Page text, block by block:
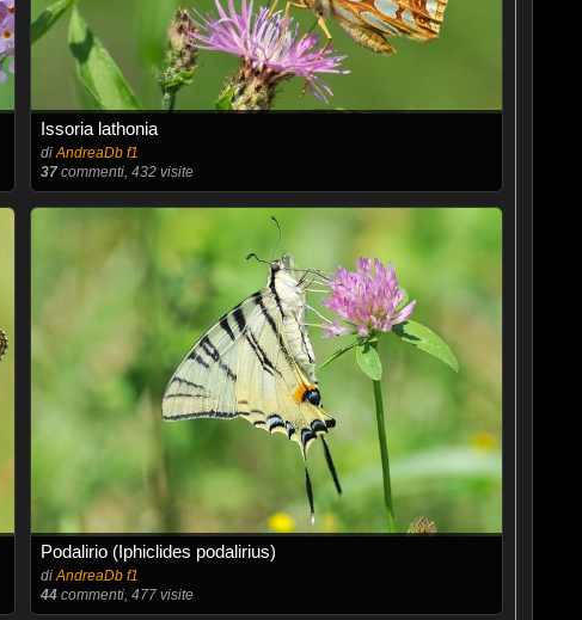
Issoria lathonia
diAndreaDb f1
37 commenti, 432 visite
Podalirio (Iphiclides podalirius)
diAndreaDb f1
44 commenti, 477 visite